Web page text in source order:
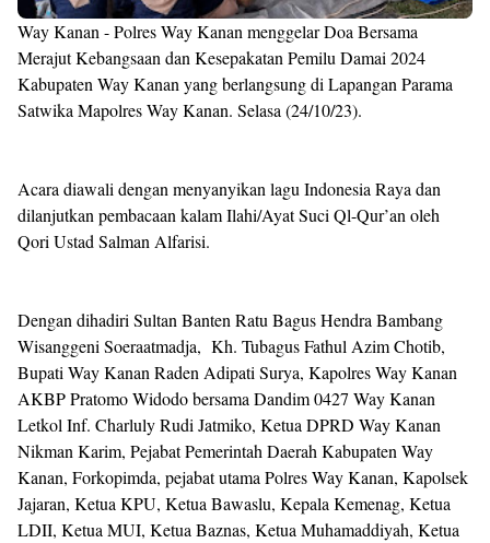
Way Kanan - Polres Way Kanan menggelar Doa Bersama
Merajut Kebangsaan dan Kesepakatan Pemilu Damai 2024
Kabupaten Way Kanan yang berlangsung di Lapangan Parama
Satwika Mapolres Way Kanan. Selasa (24/10/23).
Acara diawali dengan menyanyikan lagu Indonesia Raya dan
dilanjutkan pembacaan kalam Ilahi/Ayat Suci Ql-Qur’an oleh
Qori Ustad Salman Alfarisi.
Dengan dihadiri Sultan Banten Ratu Bagus Hendra Bambang
Wisanggeni Soeraatmadja, Kh. Tubagus Fathul Azim Chotib,
Bupati Way Kanan Raden Adipati Surya, Kapolres Way Kanan
AKBP Pratomo Widodo bersama Dandim 0427 Way Kanan
Letkol Inf. Charluly Rudi Jatmiko, Ketua DPRD Way Kanan
Nikman Karim, Pejabat Pemerintah Daerah Kabupaten Way
Kanan, Forkopimda, pejabat utama Polres Way Kanan, Kapolsek
Jajaran, Ketua KPU, Ketua Bawaslu, Kepala Kemenag, Ketua
LDII, Ketua MUI, Ketua Baznas, Ketua Muhamaddiyah, Ketua